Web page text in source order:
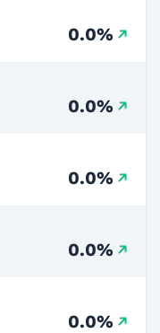
0.0%
0.0%
0.0%
0.0%
0.0%